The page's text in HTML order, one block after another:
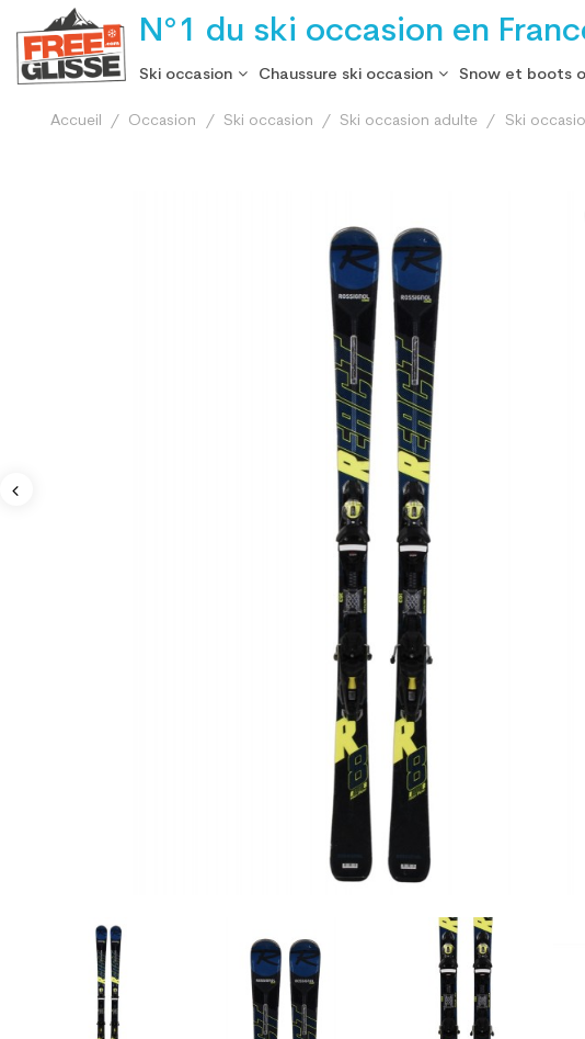
N°1 du ski occasion en
Ski occasion Chaussure ski occasion Snow et boots
Accueil Occasion Ski occasion Ski occasion adulte Ski